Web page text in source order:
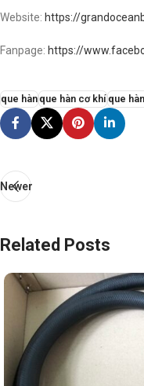
Website: https://
Fanpage: https://
que hànque hàn cơ khíque
Newer
Related Posts